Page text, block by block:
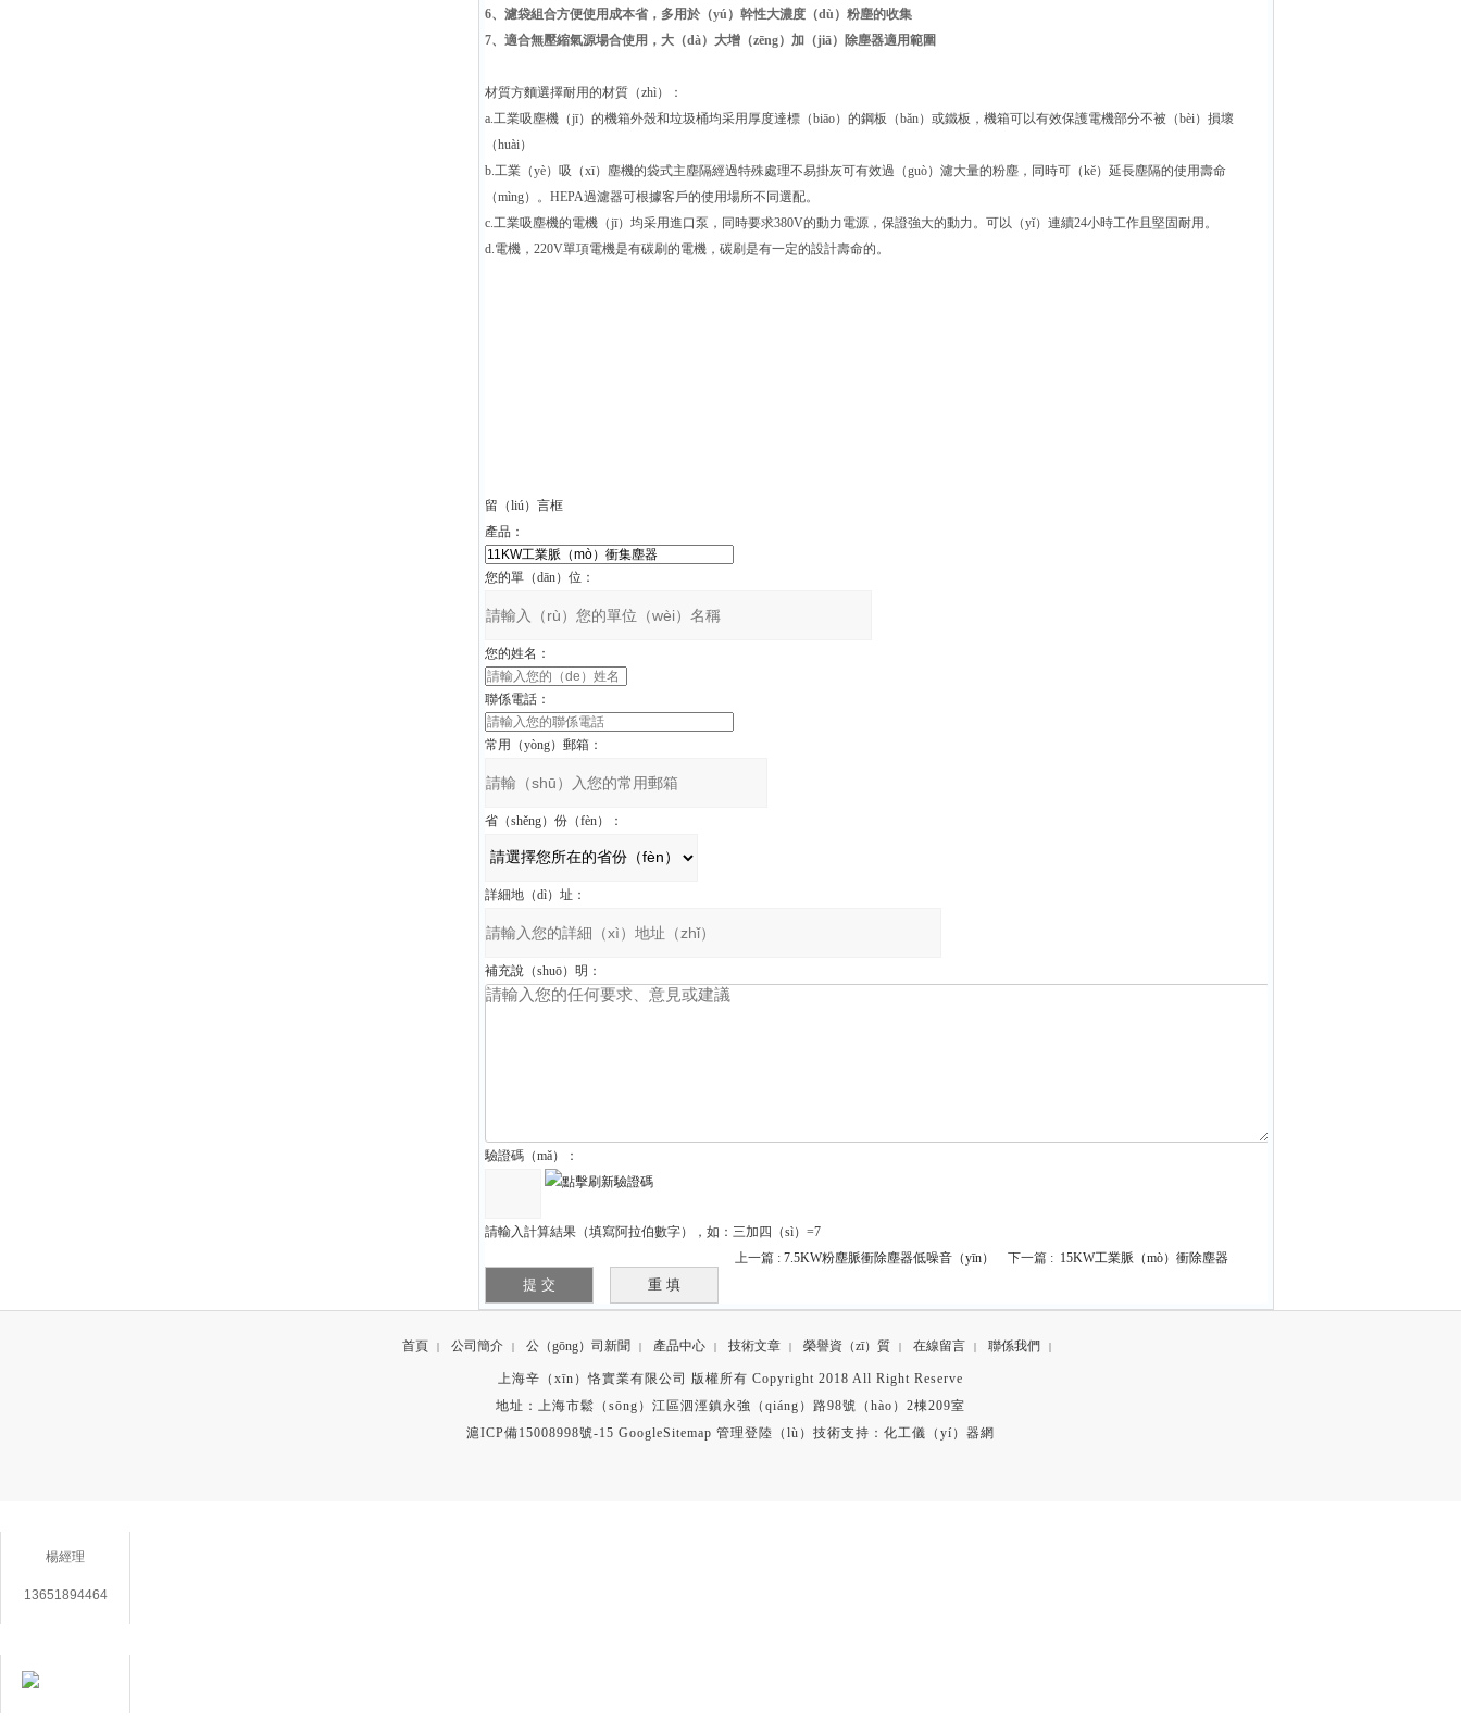
6、濾袋組合方便使用成本省，多用於（yú）幹性大濃度（dù）粉塵的收集
7、適合無壓縮氣源場合使用，大（dà）大增（zēng）加（jiā）除塵器適用範圍
材質方麵選擇耐用的材質（zhì）：
a.工業吸塵機（jī）的機箱外殼和垃圾桶均采用厚度達標（biāo）的鋼板（bǎn）或鐵板，機箱可以有效保護電機部分不被（bèi）損壞
（huài）
b.工業（yè）吸（xī）塵機的袋式主塵隔經過特殊處理不易掛灰可有效過（guò）濾大量的粉塵，同時可（kě）延長塵隔的使用壽命
（mìng）。HEPA過濾器可根據客戶的使用場所不同選配。
c.工業吸塵機的電機（jī）均采用進口泵，同時要求380V的動力電源，保證強大的動力。可以（yǐ）連續24小時工作且堅固耐用。
d.電機，220V單項電機是有碳刷的電機，碳刷是有一定的設計壽命的。
留（liú）言框
產品：
您的單（dān）位：
您的姓名：
聯係電話：
常用（yòng）郵箱：
省（shěng）份（fèn）：
詳細地（dì）址：
補充說（shuō）明：
驗證碼（mǎ）：
請輸入計算結果（填寫阿拉伯數字），如：三加四（sì）=7
上一篇 : 7.5KW粉塵脈衝除塵器低噪音（yīn） 下一篇 : 15KW工業脈（mò）衝除塵器
首頁 | 公司簡介 | 公（gōng）司新聞 | 產品中心 | 技術文章 | 榮譽資（zī）質 | 在線留言 | 聯係我們 |
上海辛（xīn）恪實業有限公司 版權所有 Copyright 2018 All Right Reserve
地址：上海市鬆（sōng）江區泗涇鎮永強（qiáng）路98號（hào）2棟209室
滬ICP備15008998號-15 GoogleSitemap 管理登陸（lù） 技術支持： 化工儀（yí）器網
楊經理
13651894464